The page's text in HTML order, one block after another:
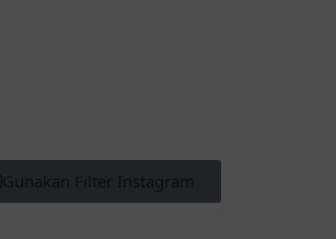
Gunakan Filter Instagram